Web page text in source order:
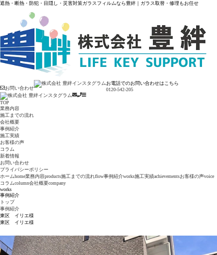
遮熱・断熱・防犯・目隠し・災害対策ガラスフィルムなら豊絆｜ガラス取替・修理もお任せ
お問い合わせ
お電話でのお問い合わせはこちら
0120-542-205
TOP
業務内容
施工までの流れ
会社概要
事例紹介
施工実績
お客様の声
コラム
新着情報
お問い合わせ
プライバシーポリシー
ホームhome業務内容products施工までの流れflow事例紹介works施工実績achievementsお客様の声voice
コラムcolumn会社概要company
works
事例紹介
トップ
事例紹介
東区 イリエ様
東区 イリエ様